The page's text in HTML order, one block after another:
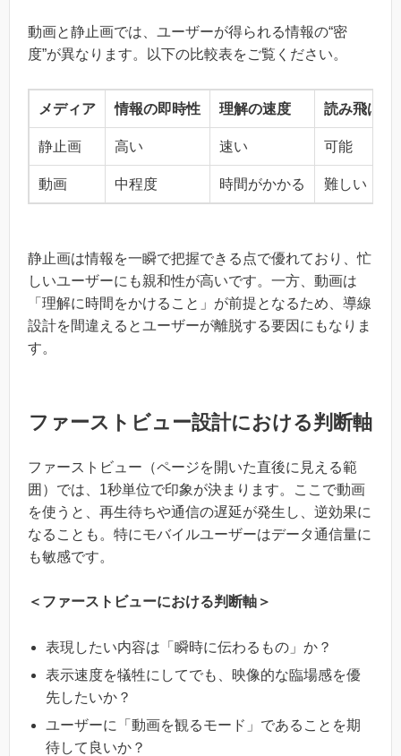
動画と静止画では、ユーザーが得られる情報の“密
度”が異なります。以下の比較表をご覧ください。
メディア 情報の即時性 理解の速度 読み飛ばし
静止画 高い 速い 可能
動画 中程度 時間がかかる 難しい
静止画は情報を一瞬で把握できる点で優れており、忙
しいユーザーにも親和性が高いです。一方、動画は
「理解に時間をかけること」が前提となるため、導線
設計を間違えるとユーザーが離脱する要因にもなりま
す。
ファーストビュー設計における判断軸
ファーストビュー（ページを開いた直後に見える範
囲）では、1秒単位で印象が決まります。ここで動画
を使うと、再生待ちや通信の遅延が発生し、逆効果に
なることも。特にモバイルユーザーはデータ通信量に
も敏感です。
＜ファーストビューにおける判断軸＞
表現したい内容は「瞬時に伝わるもの」か？
表示速度を犠牲にしてでも、映像的な臨場感を優
先したいか？
ユーザーに「動画を観るモード」であることを期
待して良いか？